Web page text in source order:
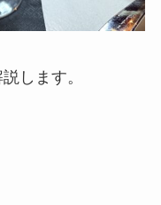
します。